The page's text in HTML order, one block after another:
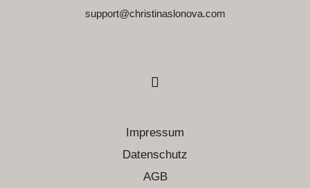
support@christinaslonova.com
Impressum
Datenschutz
AGB